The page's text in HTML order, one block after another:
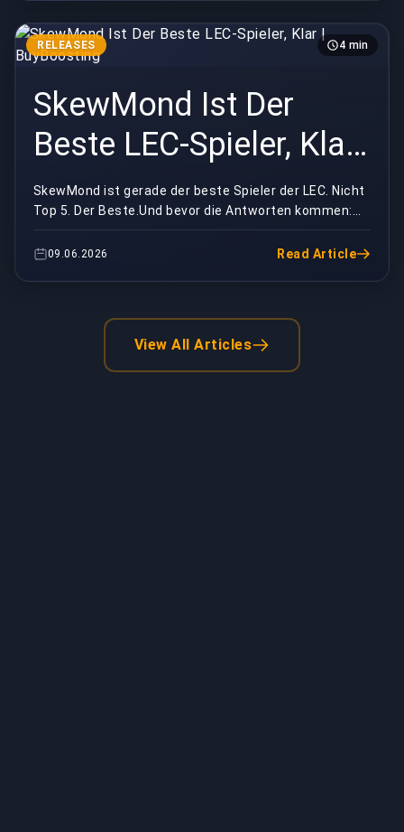
RELEASES 4 min
SkewMond Ist Der
Beste LEC-Spieler, Klar
| BuyBoosting
SkewMond ist gerade der beste Spieler der LEC. Nicht
Top 5. Der Beste.Und bevor die Antworten kommen:
Ja, ich hab dieselben Splits gesehen wie du. Die...
09.06.2026 Read Article
View All Articles